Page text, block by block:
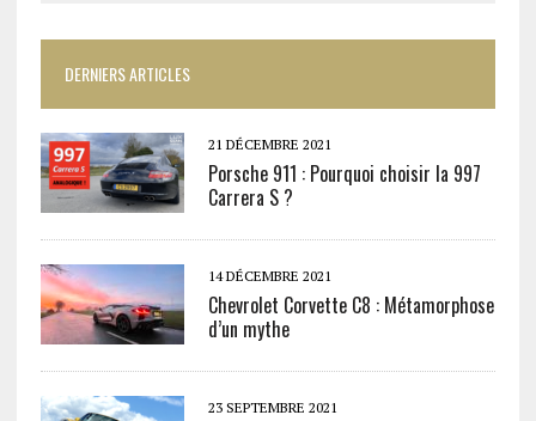
DERNIERS ARTICLES
21 DÉCEMBRE 2021
Porsche 911 : Pourquoi choisir la 997
Carrera S ?
14 DÉCEMBRE 2021
Chevrolet Corvette C8 : Métamorphose
d’un mythe
23 SEPTEMBRE 2021